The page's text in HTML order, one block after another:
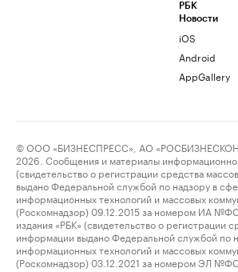
РБК
Новости
iOS
Android
AppGallery
© ООО «БИЗНЕСПРЕСС», АО
2026. Сообщения и материалы
(свидетельство о регистрации средства
выдано Федеральной службой по надзору в
информационных технологий и массовых
(Роскомнадзор) 09.12.2015 за номером ИА
издания «РБК» (свидетельство о регистрации
информации выдано Федеральной службой по
информационных технологий и массовых
(Роскомнадзор) 03.12.2021 за номером ЭЛ